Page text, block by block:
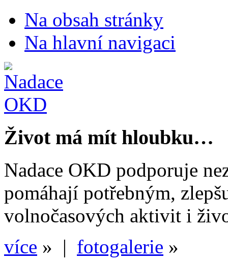
Na obsah stránky
Na hlavní navigaci
Život má mít hloubku…
Nadace OKD podporuje
pomáhají potřebným,
volnočasových aktivit i
více » | fotogalerie »